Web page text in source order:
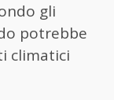
gli
potrebbe
climatici